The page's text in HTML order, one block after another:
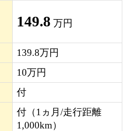
149.8 万円
139.8万円
10万円
付
付（1ヵ月/走行距離
1,000km）